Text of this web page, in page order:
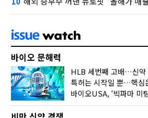
바이오 문해력
HLB 세번째 고배…신약
특허는 시작일 뿐…핵심
바이오USA, ‘빅파마 미